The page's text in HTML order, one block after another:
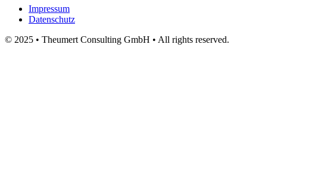
Impressum
Datenschutz
© 2025 • Theumert Consulting GmbH • All rights reserved.